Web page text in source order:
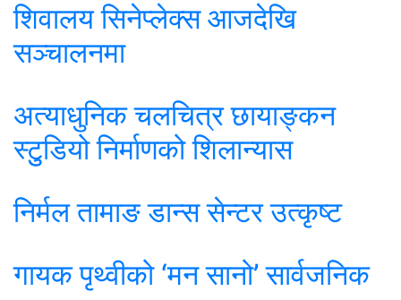
शिवालय सिनेप्लेक्स आजदेखि
सञ्चालनमा
अत्याधुनिक चलचित्र छायाङ्कन
स्टुुडियो निर्माणको शिलान्यास
निर्मल तामाङ डान्स सेन्टर उत्कृष्ट
गायक पृथ्वीको ‘मन सानो’ सार्वजनिक